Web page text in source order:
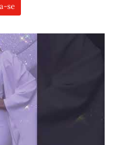
se